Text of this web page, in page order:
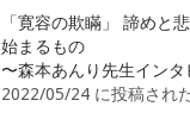
「寛容の欺瞞」 諦めと
始まるもの
〜森本あんり先生イン
2022/05/24 に投稿され